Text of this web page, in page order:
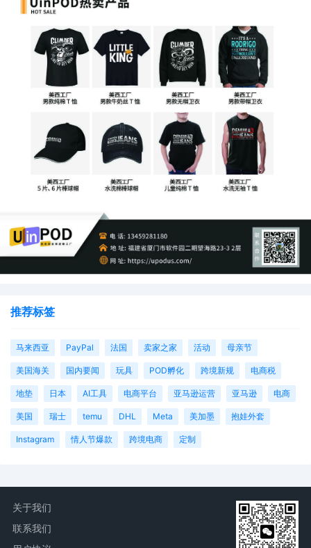
环境中开辟新的增长空间。
推荐标签
马来西亚 PayPal 法国 卖家之家 活动 母亲节
美国海关 国内要闻 玩具 POD孵化 跨境新规 电商税
地垫 日本 AI工具 电商平台 亚马逊运营 亚马逊 电商
美国 瑞士 temu DHL Meta 美加墨 抱娃外套
Instagram 情人节爆款 跨境电商 定制
关于我们
联系我们